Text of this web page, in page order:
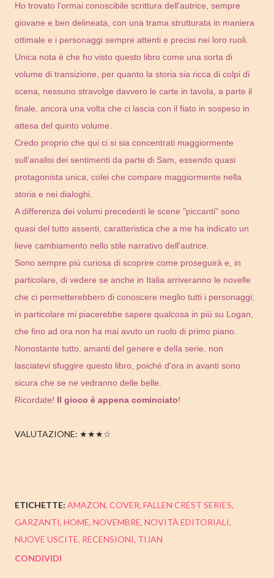
Ho trovato l'ormai conoscibile scrittura dell'autrice, sempre
giovane e ben delineata, con una trama strutturata in maniera
ottimale e i personaggi sempre attenti e precisi nei loro ruoli.
Unica nota è che ho visto questo libro come una sorta di
volume di transizione, per quanto la storia sia ricca di colpi di
scena, nessuno stravolge davvero le carte in tavola, a parte il
finale, ancora una volta che ci lascia con il fiato in sospeso in
attesa del quinto volume.
Credo proprio che qui ci si sia concentrati maggiormente
sull'analisi dei sentimenti da parte di Sam, essendo quasi
protagonista unica, colei che compare maggiormente nella
storia e nei dialoghi.
A differenza dei volumi precedenti le scene "piccanti" sono
quasi del tutto assenti, caratteristica che a me ha indicato un
lieve cambiamento nello stile narrativo dell'autrice.
Sono sempre più curiosa di scoprire come proseguirà e, in
particolare, di vedere se anche in Italia arriveranno le novelle
che ci permetterebbero di conoscere meglio tutti i personaggi;
in particolare mi piacerebbe sapere qualcosa in più su Logan,
che fino ad ora non ha mai avuto un ruolo di primo piano.
Nonostante tutto, amanti del genere e della serie, non
lasciatevi sfuggire questo libro, poiché d'ora in avanti sono
sicura che se ne vedranno delle belle.
Ricordate! Il gioco è appena cominciato!
VALUTAZIONE: ★★★☆
ETICHETTE: AMAZON COVER FALLEN CREST SERIES
GARZANTI HOME NOVEMBRE NOVITÀ EDITORIALI
NUOVE USCITE RECENSIONI TIJAN
CONDIVIDI